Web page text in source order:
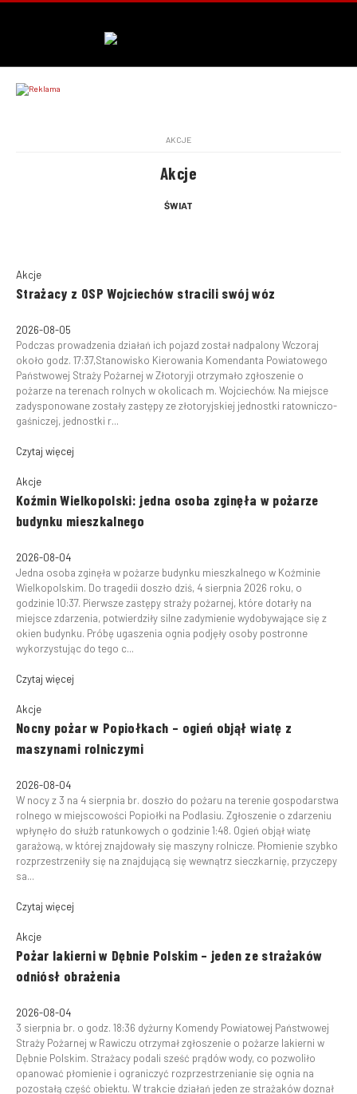
AKCJE
Akcje
ŚWIAT
Akcje
Strażacy z OSP Wojciechów stracili swój wóz
2026-08-05
Podczas prowadzenia działań ich pojazd został nadpalony Wczoraj
około godz. 17:37,Stanowisko Kierowania Komendanta Powiatowego
Państwowej Straży Pożarnej w Złotoryji otrzymało zgłoszenie o
pożarze na terenach rolnych w okolicach m. Wojciechów. Na miejsce
zadysponowane zostały zastępy ze złotoryjskiej jednostki ratowniczo-
gaśniczej, jednostki r...
Czytaj więcej
Akcje
Koźmin Wielkopolski: jedna osoba zginęła w pożarze
budynku mieszkalnego
2026-08-04
Jedna osoba zginęła w pożarze budynku mieszkalnego w Koźminie
Wielkopolskim. Do tragedii doszło dziś, 4 sierpnia 2026 roku, o
godzinie 10:37. Pierwsze zastępy straży pożarnej, które dotarły na
miejsce zdarzenia, potwierdziły silne zadymienie wydobywające się z
okien budynku. Próbę ugaszenia ognia podjęły osoby postronne
wykorzystując do tego c...
Czytaj więcej
Akcje
Nocny pożar w Popiołkach – ogień objął wiatę z
maszynami rolniczymi
2026-08-04
W nocy z 3 na 4 sierpnia br. doszło do pożaru na terenie gospodarstwa
rolnego w miejscowości Popiołki na Podlasiu. Zgłoszenie o zdarzeniu
wpłynęło do służb ratunkowych o godzinie 1:48. Ogień objął wiatę
garażową, w której znajdowały się maszyny rolnicze. Płomienie szybko
rozprzestrzeniły się na znajdującą się wewnątrz sieczkarnię, przyczepy
sa...
Czytaj więcej
Akcje
Pożar lakierni w Dębnie Polskim – jeden ze strażaków
odniósł obrażenia
2026-08-04
3 sierpnia br. o godz. 18:36 dyżurny Komendy Powiatowej Państwowej
Straży Pożarnej w Rawiczu otrzymał zgłoszenie o pożarze lakierni w
Dębnie Polskim. Strażacy podali sześć prądów wody, co pozwoliło
opanować płomienie i ograniczyć rozprzestrzenianie się ognia na
pozostałą część obiektu. W trakcie działań jeden ze strażaków doznał